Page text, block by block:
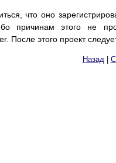
что оно
причинам этого не
После этого проект
Назад|